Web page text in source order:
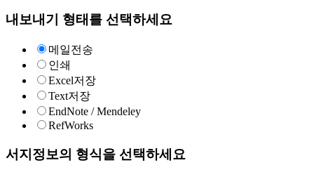
내보내기 형태를 선택하세요
메일전송
인쇄
Excel저장
Text저장
EndNote / Mendeley
RefWorks
서지정보의 형식을 선택하세요